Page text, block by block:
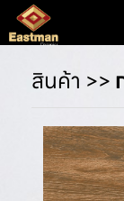
สินค้า >>